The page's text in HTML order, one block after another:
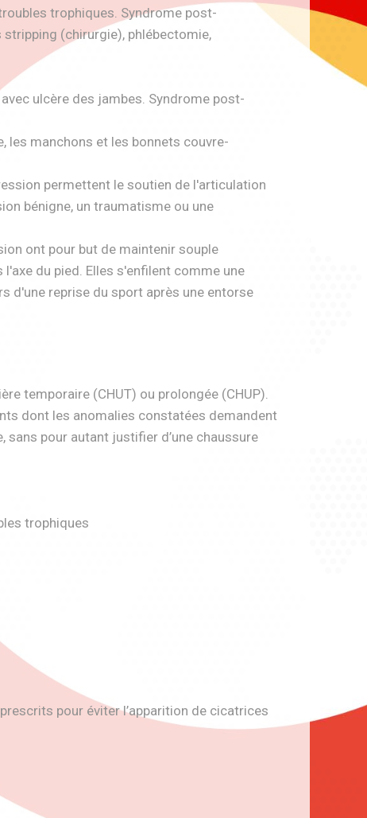
trophiques. Syndrome post-
(chirurgie), phlébectomie,
ulcère des jambes. Syndrome post-
les manchons et les bonnets couvre-
permettent le soutien de l'articulation
bénigne, un traumatisme ou une
ont pour but de maintenir souple
du pied. Elles s'enfilent comme une
d'une reprise du sport après une entorse
temporaire (CHUT) ou prolongée (CHUP).
dont les anomalies constatées demandent
pour autant justifier d’une chaussure
trophiques
pour éviter l’apparition de cicatrices